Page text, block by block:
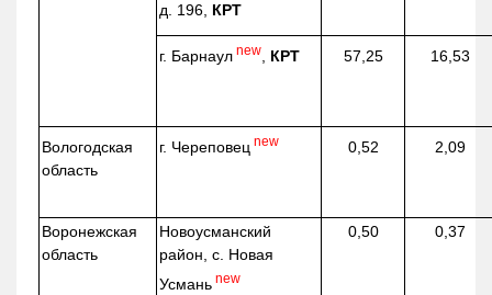
д. 196, КРТ
г. Барнаул new КРТ 57,25 16,53
Вологодская
область
г. Череповец new 0,52 2,09
Воронежская
область
Новоусманский
район, с. Новая
Усмань new
0,50 0,37